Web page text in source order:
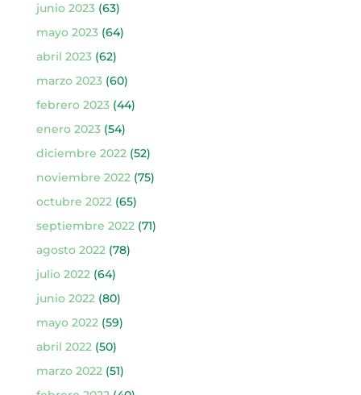
junio 2023(63)
mayo 2023(64)
abril 2023(62)
marzo 2023(60)
febrero 2023(44)
enero 2023(54)
diciembre 2022(52)
noviembre 2022(75)
octubre 2022(65)
septiembre 2022(71)
agosto 2022(78)
julio 2022(64)
junio 2022(80)
mayo 2022(59)
abril 2022(50)
marzo 2022(51)